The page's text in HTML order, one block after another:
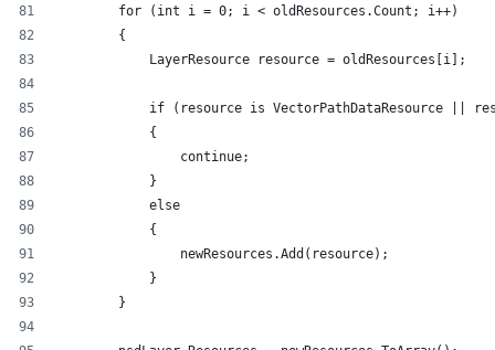
        for (int i = 0; i < oldResources.Count; i++)
        {
            LayerResource resource = oldResources[i];
if (resource is VectorPathDataResource ||
            {
                continue;
            }
            else
            {
                newResources.Add(resource);
            }
        }